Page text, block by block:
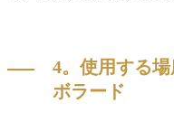
4。使用する
ボラード